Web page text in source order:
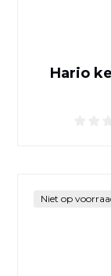
Hario
Niet op